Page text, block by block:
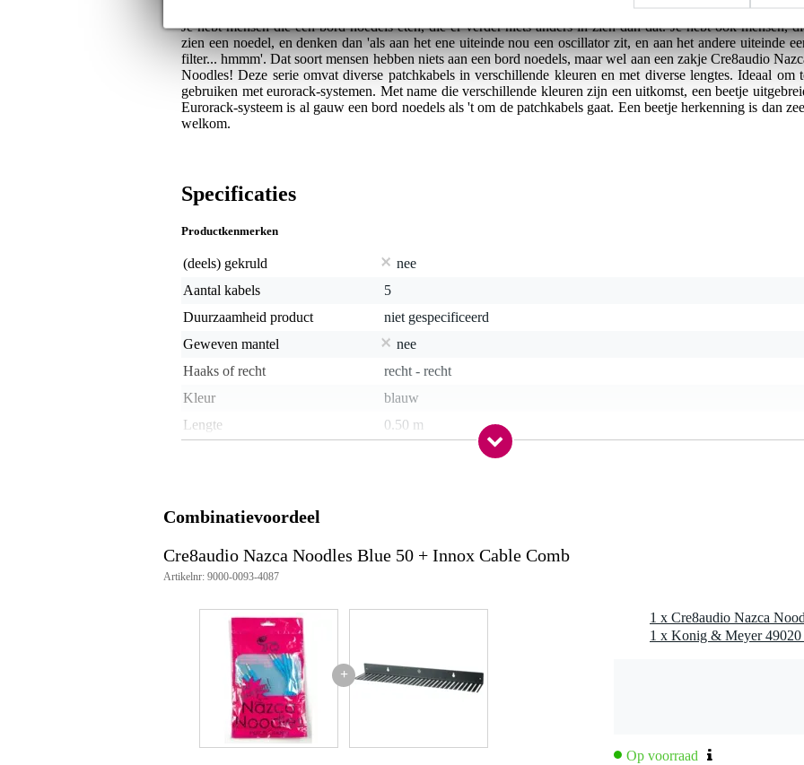
Je hebt mensen die een bord noedels eten, die er verder niets anders in zien dan dat. Je hebt ook mensen,
zien een noedel, en denken dan 'als aan het ene uiteinde nou een oscillator zit, en aan het andere uiteinde
filter... hmmm'. Dat soort mensen hebben niets aan een bord noedels, maar wel aan een zakje Cre8audio
Noodles! Deze serie omvat diverse patchkabels in verschillende kleuren en met diverse lengtes. Ideaal om
gebruiken met eurorack-systemen. Met name die verschillende kleuren zijn een uitkomst, een beetje
Eurorack-systeem is al gauw een bord noedels als 't om de patchkabels gaat. Een beetje herkenning is dan
welkom.
Specificaties
Productkenmerken
(deels) gekruld
nee
Aantal kabels
5
Duurzaamheid product
niet gespecificeerd
Geweven mantel
nee
Haaks of recht
recht - recht
Kleur
blauw
Lengte
0.50 m
Gewicht(incl. verpakking)
Combinatievoordeel
Cre8audio Nazca Noodles Blue 50 + Innox Cable Comb
Artikelnr: 9000-0093-4087
+
1 x Konig & Meyer 49020
Op voorraad